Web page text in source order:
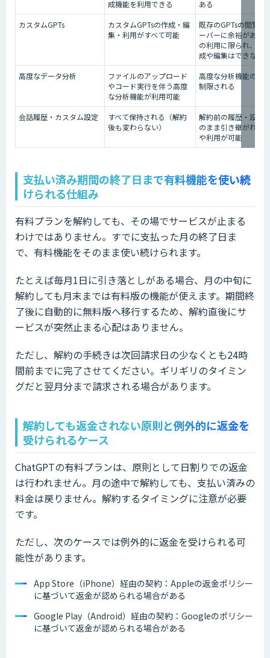
成機能を利用できる
ある
カスタムGPTs
カスタムGPTsの作成・編
集・利用がすべて可能
既存のGPTsの閲覧や
ーバーに余裕がある
の利用に限られ、新
成や編集はできない
高度なデータ分析
ファイルのアップロード
やコード実行を伴う高度
な分析機能が利用可能
高度な分析機能の利
制限される
会話履歴・カスタム設定
すべて保持される（解約
後も変わらない）
解約前の履歴・設定
のまま引き継がれ、
や利用が可能
支払い済み期間の終了日まで有料機能を使い続
けられる仕組み
有料プランを解約しても、その場でサービスが止まる
わけではありません。すでに支払った月の終了日ま
で、有料機能をそのまま使い続けられます。
たとえば毎月1日に引き落としがある場合、月の中旬に
解約しても月末までは有料版の機能が使えます。期間終
了後に自動的に無料版へ移行するため、解約直後にサ
ービスが突然止まる心配はありません。
ただし、解約の手続きは次回請求日の少なくとも24時
間前までに完了させてください。ギリギリのタイミン
グだと翌月分まで請求される場合があります。
解約しても返金されない原則と例外的に返金を
受けられるケース
ChatGPTの有料プランは、原則として日割りでの返金
は行われません。月の途中で解約しても、支払い済みの
料金は戻りません。解約するタイミングに注意が必要
です。
ただし、次のケースでは例外的に返金を受けられる可
能性があります。
App Store（iPhone）経由の契約：Appleの返金ポリシー
に基づいて返金が認められる場合がある
Google Play（Android）経由の契約：Googleのポリシー
に基づいて返金が認められる場合がある